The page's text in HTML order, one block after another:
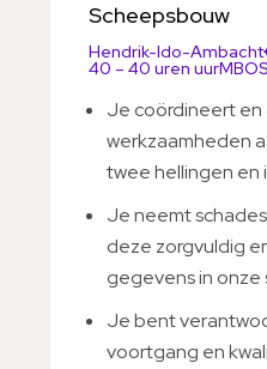
Scheepsbouw
Hendrik-Ido-Ambacht
40 – 40 uren uurMBO
Je coördineert
werkzaamheden
twee hellingen en
Je neemt
deze zorgvuldig
gegevens in onze
Je bent
voortgang en